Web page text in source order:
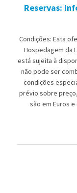
Reservas:
Condições: Esta
Hospedagem da
está sujeita à
não pode ser
condições
prévio sobre
são em Euros